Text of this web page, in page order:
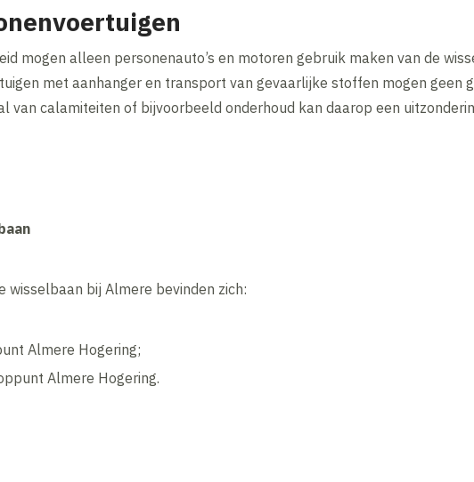
mogen alleen personenauto’s en motoren gebruik maken van de
met aanhanger en transport van gevaarlijke stoffen mogen geen
van calamiteiten of bijvoorbeeld onderhoud kan daarop een
wisselbaan bij Almere bevinden zich:
Almere Hogering;
Almere Hogering.